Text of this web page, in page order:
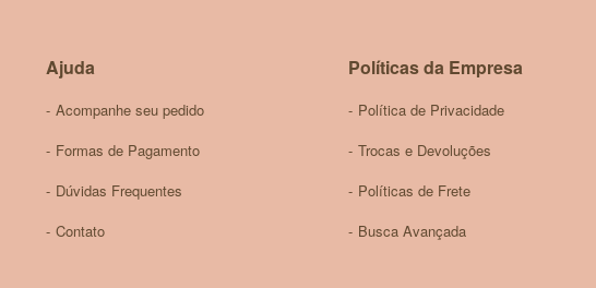
Ajuda
Acompanhe seu pedido
Formas de Pagamento
Dúvidas Frequentes
Contato
Políticas da Empresa
Política de Privacidade
Trocas e Devoluções
Políticas de Frete
Busca Avançada